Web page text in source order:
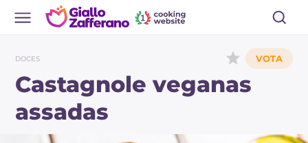
DOCES
Castagnole veganas
assadas